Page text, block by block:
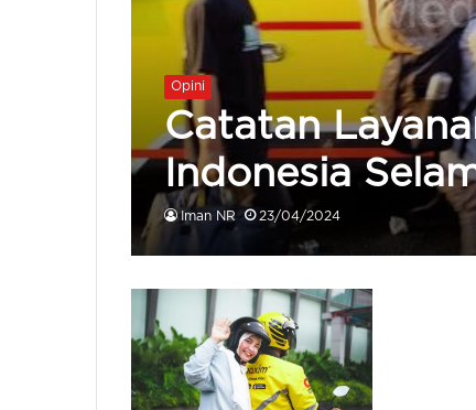
Opini
Catatan
Indonesia
Iman NR 23/04/2024